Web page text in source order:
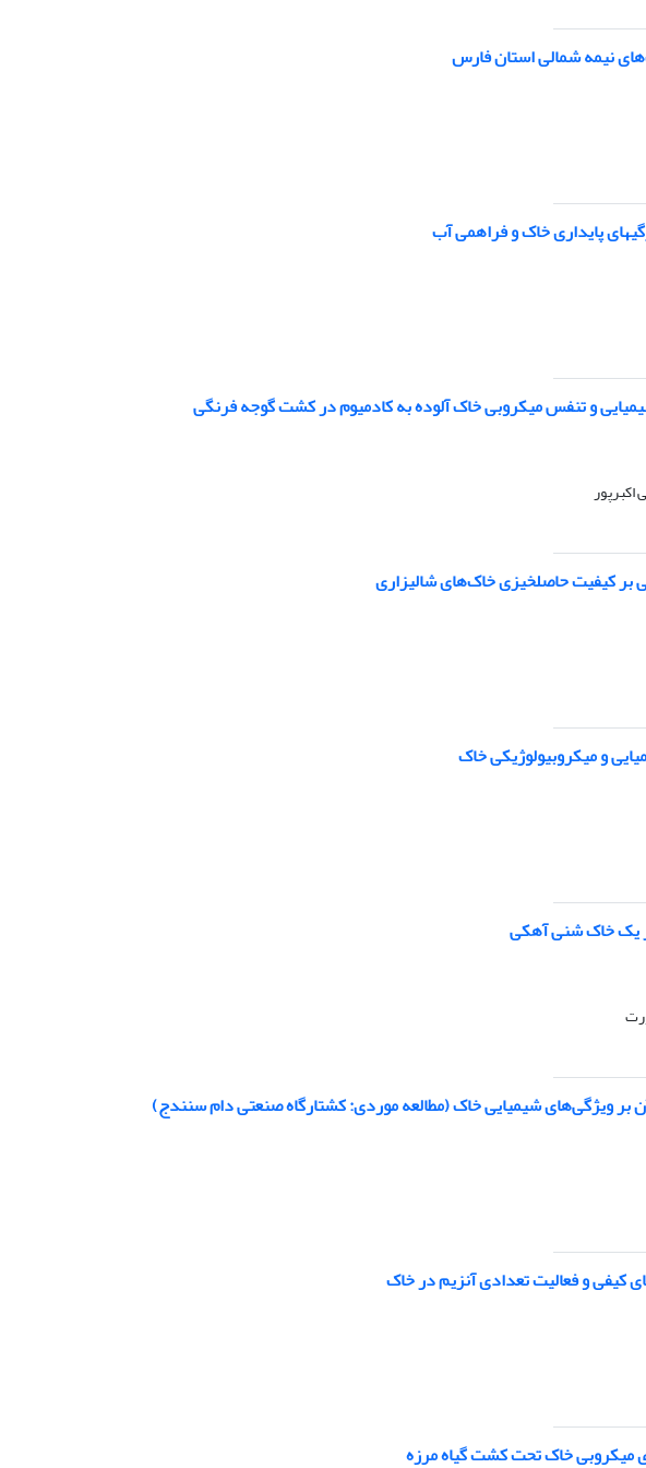
نیمه شمالی استان فارس
پایداری خاک و فراهمی آب
و تنفس میکروبی خاک آلوده به کادمیوم در کشت گوجه فرنگی
اکبرپور
بر کیفیت حاصلخیزی خاک‌های شالیزاری
و میکروبیولوژیکی خاک
یک خاک شنی آهکی
بر ویژگی‌های شیمیایی خاک (مطالعه موردی: کشتارگاه صنعتی دام سنندج)
کیفی و فعالیت تعدادی آنزیم در خاک
میکروبی خاک تحت کشت گیاه مرزه